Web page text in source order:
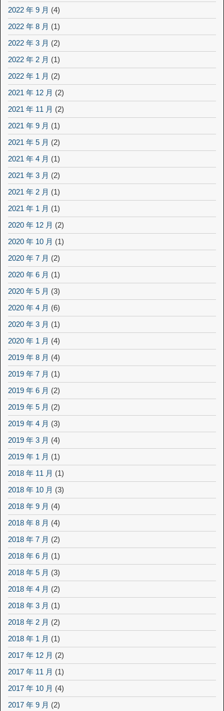
2022 年 9 月 (4)
2022 年 8 月 (1)
2022 年 3 月 (2)
2022 年 2 月 (1)
2022 年 1 月 (2)
2021 年 12 月 (2)
2021 年 11 月 (2)
2021 年 9 月 (1)
2021 年 5 月 (2)
2021 年 4 月 (1)
2021 年 3 月 (2)
2021 年 2 月 (1)
2021 年 1 月 (1)
2020 年 12 月 (2)
2020 年 10 月 (1)
2020 年 7 月 (2)
2020 年 6 月 (1)
2020 年 5 月 (3)
2020 年 4 月 (6)
2020 年 3 月 (1)
2020 年 1 月 (4)
2019 年 8 月 (4)
2019 年 7 月 (1)
2019 年 6 月 (2)
2019 年 5 月 (2)
2019 年 4 月 (3)
2019 年 3 月 (4)
2019 年 1 月 (1)
2018 年 11 月 (1)
2018 年 10 月 (3)
2018 年 9 月 (4)
2018 年 8 月 (4)
2018 年 7 月 (2)
2018 年 6 月 (1)
2018 年 5 月 (3)
2018 年 4 月 (2)
2018 年 3 月 (1)
2018 年 2 月 (2)
2018 年 1 月 (1)
2017 年 12 月 (2)
2017 年 11 月 (1)
2017 年 10 月 (4)
2017 年 9 月 (2)